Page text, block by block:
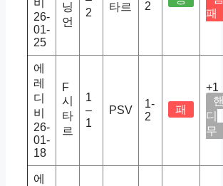
26-
01-
25
닝
언
2
타르 2
패
에
레
디
비
26-
01-
18
F
시
타
르
1
–
1
PSV
1-
2
패
+1
핸
디
무
에